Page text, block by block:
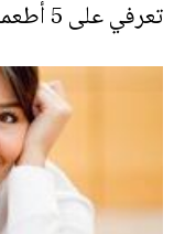
تعرفي على 5 أطعمة "خفيفة" تسبب لك السمنة